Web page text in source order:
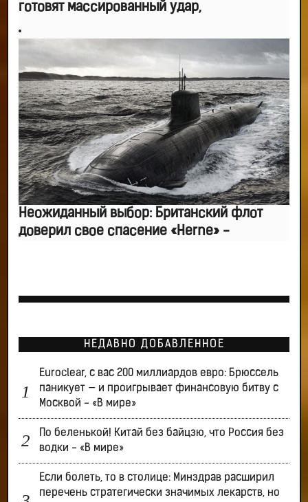
готовят массированный удар,
Неожиданный выбор: Британский флот
доверил свое спасение «Herne» -
НЕДАВНО ДОБАВЛЕННОЕ
Euroclear, с вас 200 миллиардов евро: Брюссель
паникует — и проигрывает финансовую битву с
Москвой - «В мире»
По беленькой! Китай без байцзю, что Россия без
водки - «В мире»
Если болеть, то в столице: Минздрав расширил
перечень стратегически значимых лекарств, но